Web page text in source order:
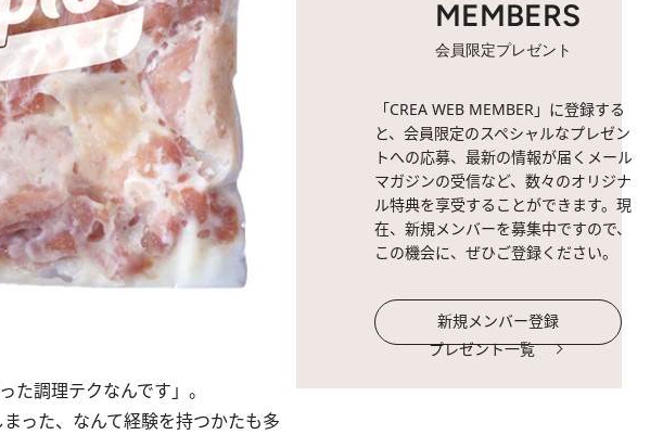
調理テクなんです」。
った、なんて経験を持つかたも多
MEMBERS
会員限定プレゼント
「CREA WEB MEMBER」に登録する
と、会員限定のスペシャルなプレゼン
トへの応募、最新の情報が届くメール
マガジンの受信など、数々のオリジナ
ル特典を享受することができます。現
在、新規メンバーを募集中ですので、
この機会に、ぜひご登録ください。
新規メンバー登録
プレゼント一覧